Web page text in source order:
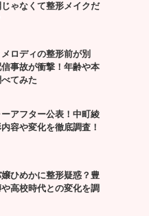
ゃなくて整形メイクだ
ロディの整形前が別
信事故が衝撃！年齢や本
てみた
ーアフター公表！中町綾
容や変化を徹底調査！
ひめかに整形疑惑？豊
高校時代との変化を調